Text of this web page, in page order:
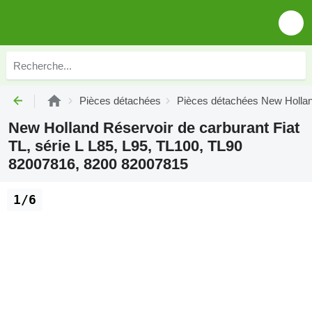
Pièces détachées Pièces détachées New
New Holland Réservoir de carburant Fiat
TL, série L L85, L95, TL100, TL90
82007816, 8200 82007815
1/6